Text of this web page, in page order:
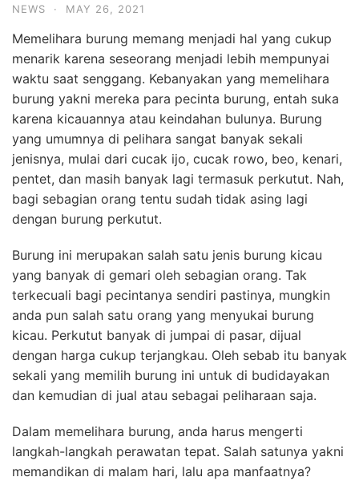
NEWS · MAY 26, 2021
Memelihara burung memang menjadi hal yang cukup
menarik karena seseorang menjadi lebih mempunyai
waktu saat senggang. Kebanyakan yang memelihara
burung yakni mereka para pecinta burung, entah suka
karena kicauannya atau keindahan bulunya. Burung
yang umumnya di pelihara sangat banyak sekali
jenisnya, mulai dari cucak ijo, cucak rowo, beo, kenari,
pentet, dan masih banyak lagi termasuk perkutut. Nah,
bagi sebagian orang tentu sudah tidak asing lagi
dengan burung perkutut.
Burung ini merupakan salah satu jenis burung kicau
yang banyak di gemari oleh sebagian orang. Tak
terkecuali bagi pecintanya sendiri pastinya, mungkin
anda pun salah satu orang yang menyukai burung
kicau. Perkutut banyak di jumpai di pasar, dijual
dengan harga cukup terjangkau. Oleh sebab itu banyak
sekali yang memilih burung ini untuk di budidayakan
dan kemudian di jual atau sebagai peliharaan saja.
Dalam memelihara burung, anda harus mengerti
langkah-langkah perawatan tepat. Salah satunya yakni
memandikan di malam hari, lalu apa manfaatnya?